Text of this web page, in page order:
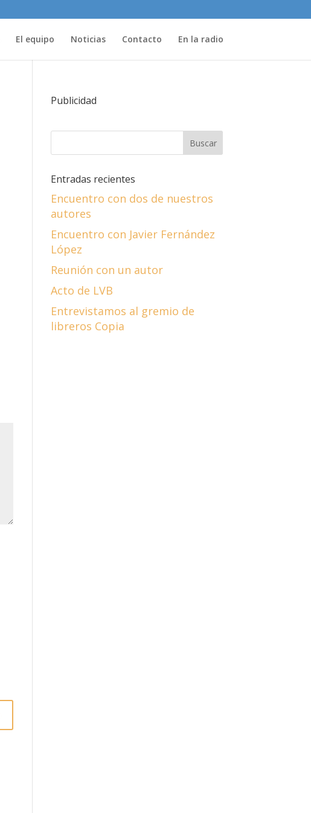
El equipo Noticias Contacto En la radio
Publicidad
Entradas recientes
Encuentro con dos de nuestros
autores
Encuentro con Javier Fernández
López
Reunión con un autor
Acto de LVB
Entrevistamos al gremio de
libreros Copia